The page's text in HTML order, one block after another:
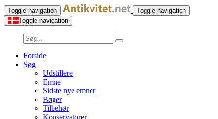
Toggle navigation
Toggle navigation
Toggle navigation
Forside
Søg
Udstillere
Emne
Sidste nye emner
Bøger
Tilbehør
Konservatorer